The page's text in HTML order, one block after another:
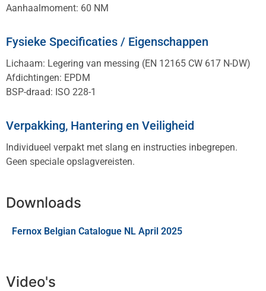
Aanhaalmoment: 60 NM
Fysieke Specificaties / Eigenschappen
Lichaam: Legering van messing (EN 12165 CW 617 N-DW)
Afdichtingen: EPDM
BSP-draad: ISO 228-1
Verpakking, Hantering en Veiligheid
Individueel verpakt met slang en instructies inbegrepen.
Geen speciale opslagvereisten.
Downloads
Fernox Belgian Catalogue NL April 2025
Video's